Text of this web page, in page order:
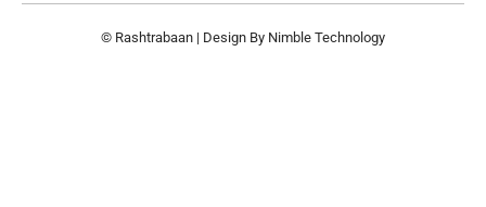
© Rashtrabaan | Design By Nimble Technology